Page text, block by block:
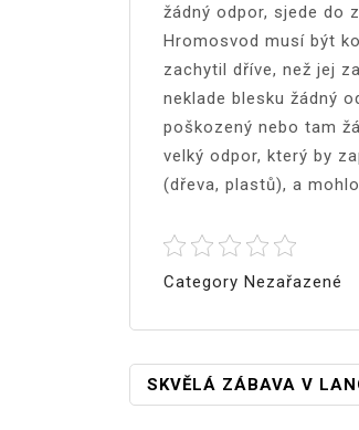
žádný odpor, sjede do
Hromosvod musí být
zachytil dříve, než jej
neklade blesku žádný
poškozený nebo tam
velký odpor, který by
(dřeva, plastů), a
Category Nezařazené
Navigace
SKVĚLÁ ZÁBAVA V